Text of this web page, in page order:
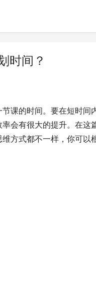
时间？
课的时间。要在短时间
会有很大的提升。在这
方式都不一样，你可以